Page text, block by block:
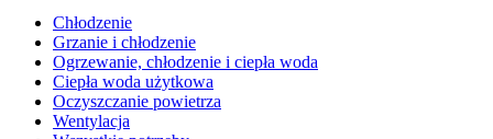
Chłodzenie
Grzanie i chłodzenie
Ogrzewanie, chłodzenie i ciepła woda
Ciepła woda użytkowa
Oczyszczanie powietrza
Wentylacja